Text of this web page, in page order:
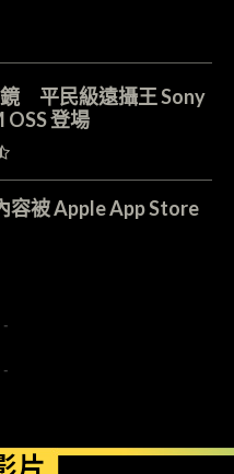
鏡 平民級遠攝王 Sony
OSS 登場
容被 Apple App Store
-
-
片